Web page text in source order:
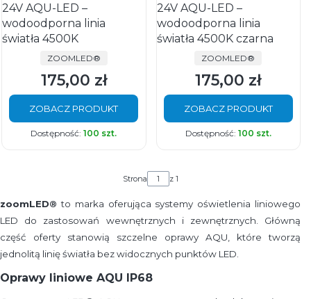
24V AQU-LED –
wodoodporna linia
światła 4500K
PRODUCENT
ZOOMLED®
Cena
175,00 zł
ZOBACZ PRODUKT
Dostępność:100 szt.
24V AQU-LED –
wodoodporna linia
światła 4500K czarna
PRODUCENT
ZOOMLED®
Cena
175,00 zł
ZOBACZ PRODUKT
Dostępność: 100 szt.
Strona z 1
zoomLED® to marka oferująca systemy oświetlenia liniowego
LED do zastosowań wewnętrznych i zewnętrznych. Główną
część oferty stanowią szczelne oprawy AQU, które tworzą
jednolitą linię światła bez widocznych punktów LED.
Oprawy liniowe AQU IP68